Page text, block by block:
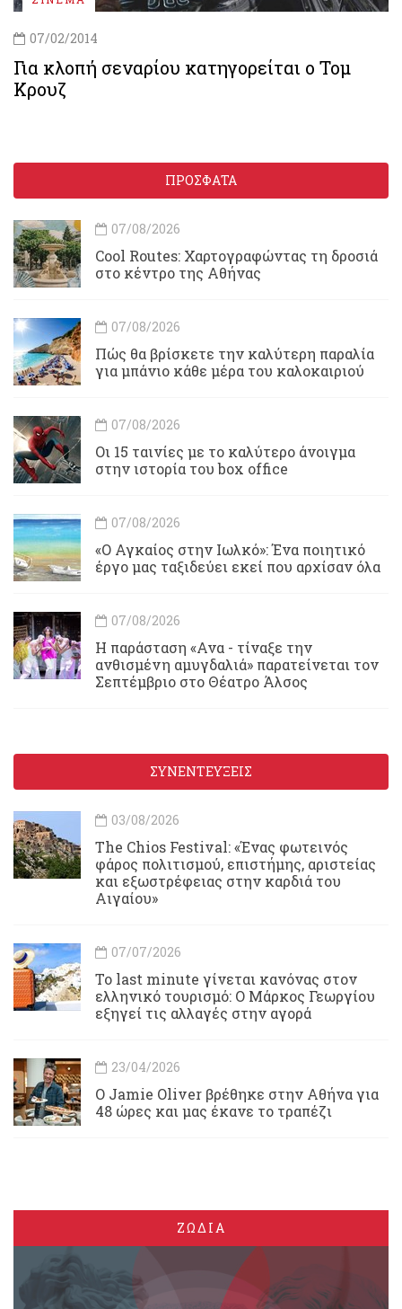
07/02/2014
Για κλοπή σεναρίου κατηγορείται ο Τομ
Κρουζ
ΠΡΟΣΦΑΤΑ
07/08/2026
Cool Routes: Χαρτογραφώντας τη δροσιά
στο κέντρο της Αθήνας
07/08/2026
Πώς θα βρίσκετε την καλύτερη παραλία
για μπάνιο κάθε μέρα του καλοκαιριού
07/08/2026
Οι 15 ταινίες με το καλύτερο άνοιγμα
στην ιστορία του box office
07/08/2026
«Ο Αγκαίος στην Ιωλκό»: Ένα ποιητικό
έργο μας ταξιδεύει εκεί που αρχίσαν όλα
07/08/2026
Η παράσταση «Ανα - τίναξε την
ανθισμένη αμυγδαλιά» παρατείνεται τον
Σεπτέμβριο στο Θέατρο Άλσος
ΣΥΝΕΝΤΕΥΞΕΙΣ
03/08/2026
Τhe Chios Festival: «Ένας φωτεινός
φάρος πολιτισμού, επιστήμης, αριστείας
και εξωστρέφειας στην καρδιά του
Αιγαίου»
07/07/2026
Το last minute γίνεται κανόνας στον
ελληνικό τουρισμό: Ο Μάρκος Γεωργίου
εξηγεί τις αλλαγές στην αγορά
23/04/2026
Ο Jamie Oliver βρέθηκε στην Αθήνα για
48 ώρες και μας έκανε το τραπέζι
ΖΩΔΙΑ